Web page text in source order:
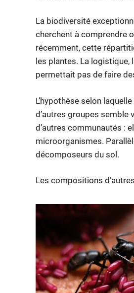
La biodiversité
cherchent à comprendre
récemment, cette
les plantes. La
permettait pas de faire
L’hypothèse selon
d’autres groupes semble
d’autres communautés :
microorganismes.
décomposeurs du sol.
Les compositions